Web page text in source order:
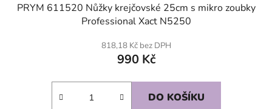
PRYM 611520 Nůžky krejčovské 25cm s mikro zoubky
Professional Xact N5250
818,18 Kč bez DPH
990 Kč
DO KOŠÍKU